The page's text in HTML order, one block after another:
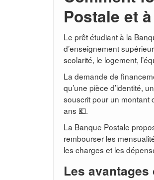
Postale et
Le prêt étudiant à la
d’enseignement
scolarité, le logement,
La demande de
qu’une pièce d’identité,
souscrit pour un montant
ans 💶.
La Banque Postale
rembourser les
les charges et les
Les